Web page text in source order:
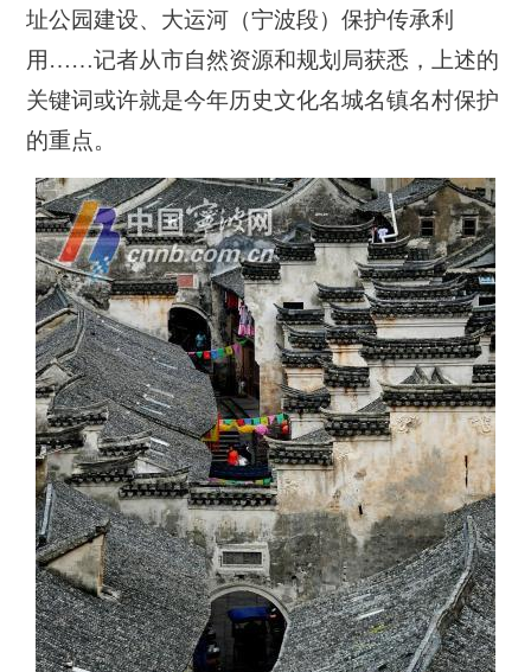
址公园建设、大运河（宁波段）保护传承利
用……记者从市自然资源和规划局获悉，上述的
关键词或许就是今年历史文化名城名镇名村保护
的重点。